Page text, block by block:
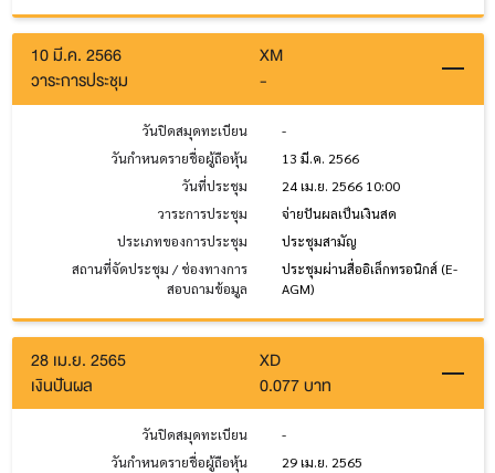
10 มี.ค. 2566
XM
วาระการประชุม
-
วันปิดสมุดทะเบียน
-
วันกำหนดรายชื่อผู้ถือหุ้น
13 มี.ค. 2566
วันที่ประชุม
24 เม.ย. 2566 10:00
วาระการประชุม
จ่ายปันผลเป็นเงินสด
ประเภทของการประชุม
ประชุมสามัญ
สถานที่จัดประชุม / ช่องทางการ
สอบถามข้อมูล
ประชุมผ่านสื่ออิเล็กทรอนิกส์ (E-
AGM)
28 เม.ย. 2565
XD
เงินปันผล
0.077 บาท
วันปิดสมุดทะเบียน
-
วันกำหนดรายชื่อผู้ถือหุ้น
29 เม.ย. 2565